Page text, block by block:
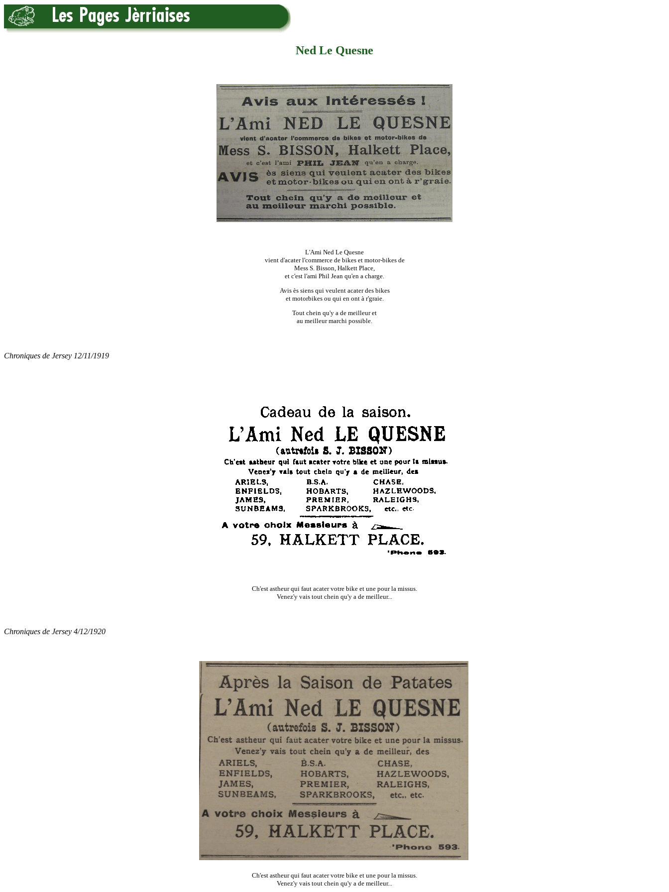
Ned Le Quesne
L'Ami Ned Le Quesne
vient d'acater l'commerce de bikes et motor-bikes de
Mess S. Bisson, Halkett Place,
et c'est l'ami Phil Jean qu'en a charge.
Avis ès siens qui veulent acater des bikes
et motorbikes ou qui en ont à r'graie.
Tout chein qu'y a de meilleur et
au meilleur marchi possible.
Chroniques de Jersey 12/11/1919
Ch'est astheur qui faut acater votre bike et une pour la missus.
Venez'y vais tout chein qu'y a de meilleur...
Chroniques de Jersey 4/12/1920
Ch'est astheur qui faut acater votre bike et une pour la missus.
Venez'y vais tout chein qu'y a de meilleur...